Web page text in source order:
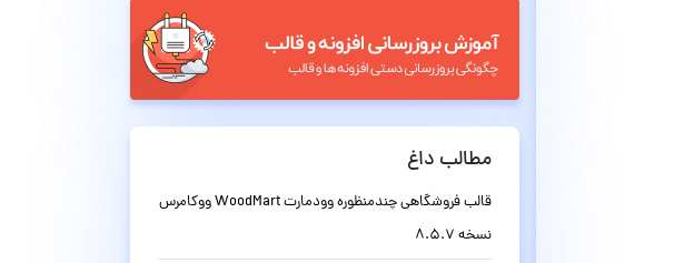
مطالب داغ
قالب فروشگاهی چندمنظوره وودمارت WoodMart ووکامرس
نسخه 8.5.7